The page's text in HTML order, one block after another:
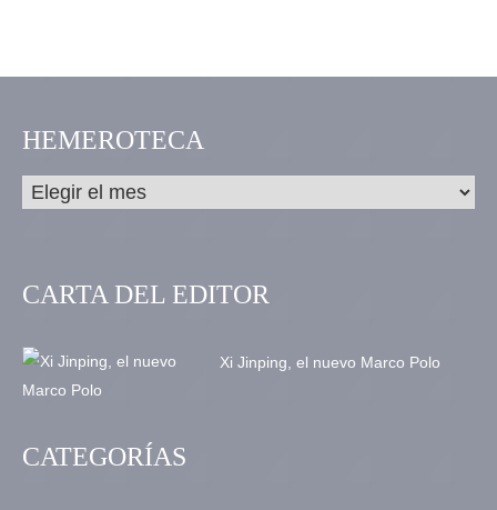
HEMEROTECA
CARTA DEL EDITOR
Xi Jinping, el nuevo Marco Polo
CATEGORÍAS